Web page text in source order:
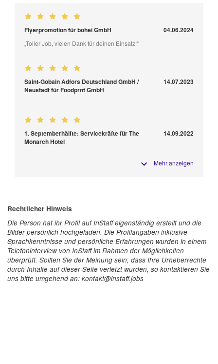
Flyerpromotion für bohei GmbH 04.06.2024
„Toller Job, vielen Dank für deinen Einsatz!“
Saint-Gobain Adfors Deutschland GmbH /
Neustadt für Foodprnt GmbH
14.07.2023
1. Septemberhälfte: Servicekräfte für The
Monarch Hotel
14.09.2022
Mehr anzeigen
Rechtlicher Hinweis
Die Person hat ihr Profil auf InStaff eigenständig erstellt und die
Bilder persönlich hochgeladen. Die Profilangaben inklusive
Sprachkenntnisse und persönliche Erfahrungen wurden in einem
Telefoninterview von InStaff im Rahmen der Möglichkeiten
überprüft. Sollten Sie der Meinung sein, dass Ihre Urheberrechte
durch Inhalte auf dieser Seite verletzt wurden, so kontaktieren Sie
uns bitte umgehend an: kontakt@instaff.jobs